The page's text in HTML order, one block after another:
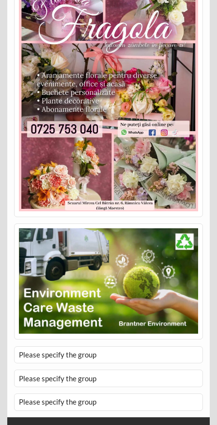
Please specify the group
Please specify the group
Please specify the group